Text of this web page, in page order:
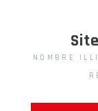
NOMBRE